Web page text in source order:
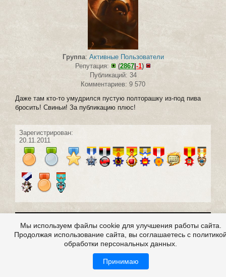
Группа: Активные Пользователи
Репутация:
(2867 -1)
Публикаций: 34
Комментариев: 9 570
Даже там кто-то умудрился пустую полторашку из-под пива
бросить! Свиньи! За публикацию плюс!
Зарегистрирован:
20.11.2011
6 июля 2016 20:44
Мы используем файлы cookie для улучшения работы сайта.
Продолжая использование сайта, вы соглашаетесь с
обработки персональных данных.
Принимаю